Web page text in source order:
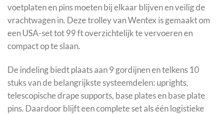
voetplaten en pins moeten bij elkaar blijven en veilig de
vrachtwagen in. Deze trolley van Wentex is gemaakt om
een USA-set tot 99 ft overzichtelijk te vervoeren en
compact op te slaan.
De indeling biedt plaats aan 9 gordijnen en telkens 10
stuks van de belangrijkste systeemdelen: uprights,
telescopische drape supports, base plates en base plate
pins. Daardoor blijft een complete set als één logistieke